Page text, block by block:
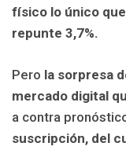
físico lo único
repunte 3,7%.
Pero la sorpresa
mercado digital
a contra
suscripción, del